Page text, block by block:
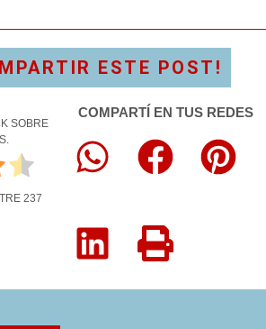
ESTE POST!
SOBRE
237
COMPARTÍ EN TUS REDES